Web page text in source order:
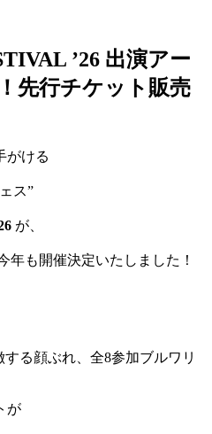
’26 出演アー
先行チケット販売
がける
ス”
が、
年も開催決定いたしました！
る顔ぶれ、全8参加ブルワリ
が